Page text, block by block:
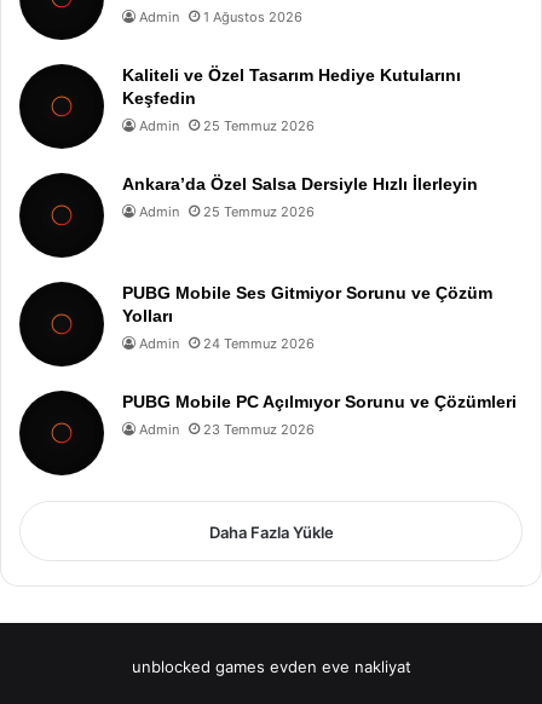
Admin 1 Ağustos 2026
Kaliteli ve Özel Tasarım Hediye Kutularını
Keşfedin
Admin 25 Temmuz 2026
Ankara’da Özel Salsa Dersiyle Hızlı İlerleyin
Admin 25 Temmuz 2026
PUBG Mobile Ses Gitmiyor Sorunu ve Çözüm
Yolları
Admin 24 Temmuz 2026
PUBG Mobile PC Açılmıyor Sorunu ve Çözümleri
Admin 23 Temmuz 2026
Daha Fazla Yükle
unblocked games evden eve nakliyat